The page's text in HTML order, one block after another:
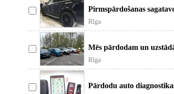
Pirmspārdošanas
Rīga
Mēs pārdodam un
Rīga
Pārdodu auto